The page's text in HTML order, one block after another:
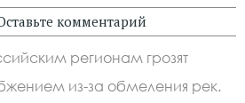
комментарий
регионам грозят
из-за обмеления рек.